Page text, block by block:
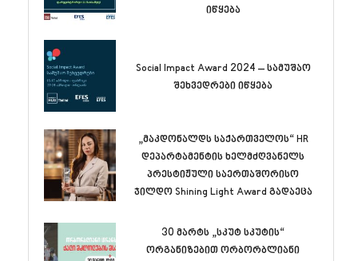
იწყება
Social Impact Award 2024 – სამუშაო
შეხვედრები იწყება
„მაკდონალდს საქართველოს“ HR
დეპარტამენტის ხელმძღვანელს
პრესტიჟული საერთაშორისო
ჯილდო Shining Light Award გადაეცა
30 მარტს „სკუტ სკუტის“
ორგანიზებით ორბორბლიანი